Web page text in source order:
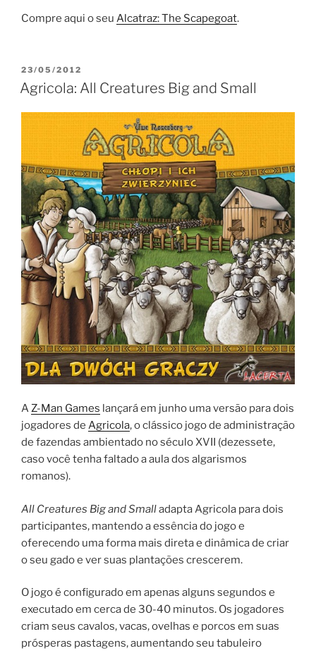
Compre aqui o seu Alcatraz: The Scapegoat.
PUBLICADO
EM
23/05/2012
Agricola: All Creatures Big and Small
AZ-Man Games lançará em junho uma versão para dois
jogadores de Agricola, o clássico jogo de administração
de fazendas ambientado no século XVII (dezessete,
caso você tenha faltado a aula dos algarismos
romanos).
All Creatures Big and Smalladapta Agricola para dois
participantes, mantendo a essência do jogo e
oferecendo uma forma mais direta e dinâmica de criar
o seu gado e ver suas plantações crescerem.
O jogo é configurado em apenas alguns segundos e
executado em cerca de 30-40 minutos. Os jogadores
criam seus cavalos, vacas, ovelhas e porcos em suas
prósperas pastagens, aumentando seu tabuleiro